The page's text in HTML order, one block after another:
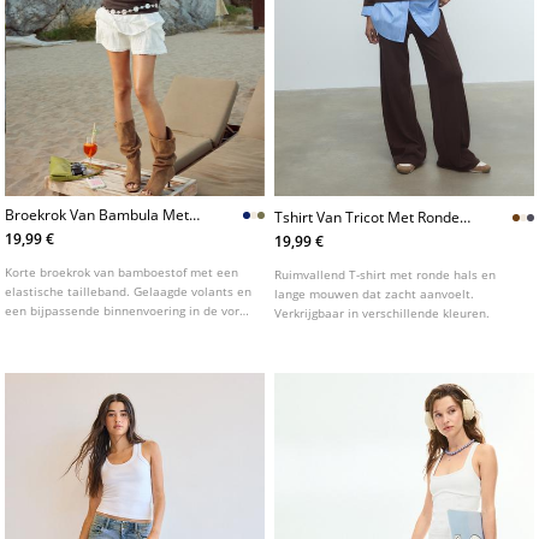
Broekrok Van Bambula Met
Volants L01261250
19,99 €
Korte broekrok van bamboestof met een
elastische tailleband. Gelaagde volants en
een bijpassende binnenvoering in de vorm
Tshirt Van Tricot Met Ronde
Hals
19,99 €
Ruimvallend T-shirt met ronde hals en
lange mouwen dat zacht aanvoelt.
Verkrijgbaar in verschillende kleuren.